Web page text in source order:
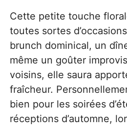
Cette petite touche
toutes sortes
brunch dominical, un
même un goûter
voisins, elle saura
fraîcheur.
bien pour les soirées
réceptions d’automne,